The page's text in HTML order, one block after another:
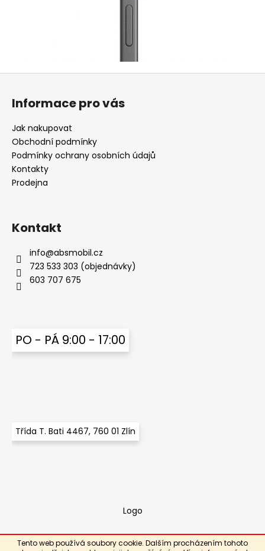
Tento web používá soubory cookie. Dalším procházením tohoto
Informace pro vás
Jak nakupovat
Obchodní podmínky
Podmínky ochrany osobních údajů
Kontakty
Prodejna
Kontakt
info@absmobil.cz
723 533 303 (objednávky)
603 707 675
PO - PÁ 9:00 - 17:00
Třída T. Bati 4467, 760 01 Zlín
Logo
Vytvořil Shoptet